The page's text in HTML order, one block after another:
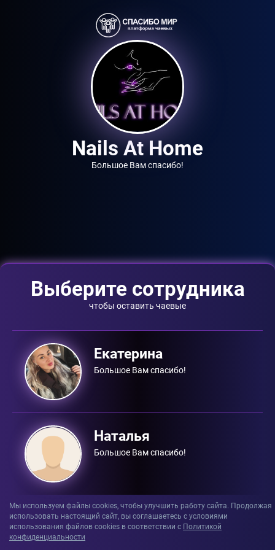
Nails At Home
Большое Вам спасибо!
Выберите сотрудника
чтобы оставить чаевые
Екатерина
Большое Вам спасибо!
Наталья
Большое Вам спасибо!
Мы используем файлы cookies, чтобы улучшить работу сайта. Продолжая
использовать настоящий сайт, вы соглашаетесь с условиями
использования файлов сookies в соответствии с Политикой
конфиденциальности